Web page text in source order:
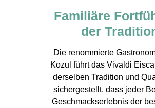
Familiäre
der
Die renommierte
Kozul führt das Vivaldi
derselben Tradition und
sichergestellt, dass jeder
Geschmackserlebnis der